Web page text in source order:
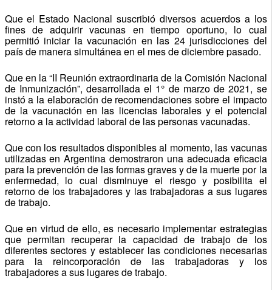
Que el Estado Nacional suscribió diversos acuerdos a los
fines de adquirir vacunas en tiempo oportuno, lo cual
permitió iniciar la vacunación en las 24 jurisdicciones del
país de manera simultánea en el mes de diciembre pasado.
Que en la “II Reunión extraordinaria de la Comisión Nacional
de Inmunización”, desarrollada el 1° de marzo de 2021, se
instó a la elaboración de recomendaciones sobre el impacto
de la vacunación en las licencias laborales y el potencial
retorno a la actividad laboral de las personas vacunadas.
Que con los resultados disponibles al momento, las vacunas
utilizadas en Argentina demostraron una adecuada eficacia
para la prevención de las formas graves y de la muerte por la
enfermedad, lo cual disminuye el riesgo y posibilita el
retorno de los trabajadores y las trabajadoras a sus lugares
de trabajo.
Que en virtud de ello, es necesario implementar estrategias
que permitan recuperar la capacidad de trabajo de los
diferentes sectores y establecer las condiciones necesarias
para la reincorporación de las trabajadoras y los
trabajadores a sus lugares de trabajo.